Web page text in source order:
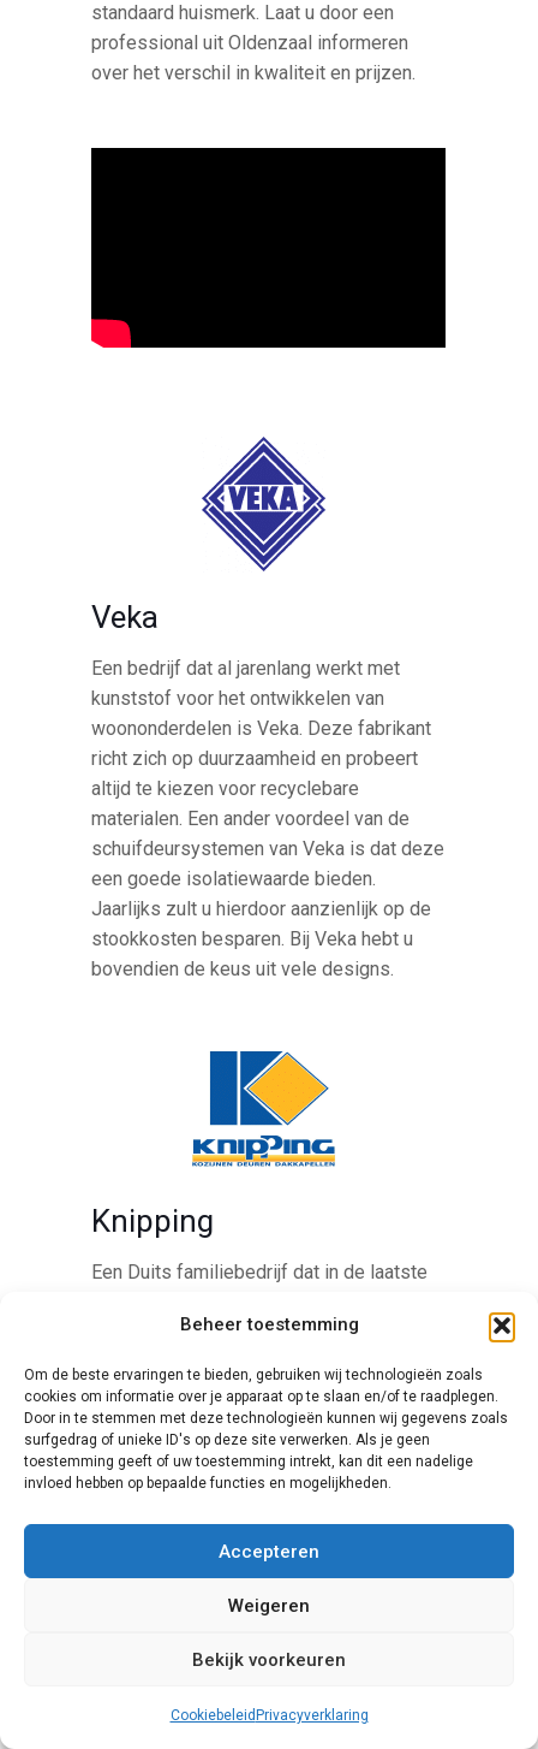
Beheer toestemming
Om de beste ervaringen te bieden, gebruiken wij technologieën zoals
cookies om informatie over je apparaat op te slaan en/of te raadplegen.
Door in te stemmen met deze technologieën kunnen wij gegevens zoals
surfgedrag of unieke ID's op deze site verwerken. Als je geen
toestemming geeft of uw toestemming intrekt, kan dit een nadelige
invloed hebben op bepaalde functies en mogelijkheden.
Accepteren
Weigeren
Bekijk voorkeuren
Cookiebeleid Privacyverklaring
standaard huismerk. Laat u door een
professional uit Oldenzaal informeren
over het verschil in kwaliteit en prijzen.
Veka
Een bedrijf dat al jarenlang werkt met
kunststof voor het ontwikkelen van
woononderdelen is Veka. Deze fabrikant
richt zich op duurzaamheid en probeert
altijd te kiezen voor recyclebare
materialen. Een ander voordeel van de
schuifdeursystemen van Veka is dat deze
een goede isolatiewaarde bieden.
Jaarlijks zult u hierdoor aanzienlijk op de
stookkosten besparen. Bij Veka hebt u
bovendien de keus uit vele designs.
Knipping
Een Duits familiebedrijf dat in de laatste
Knipping. Het voordeel van de uitbreiding
naar Nederland is dat de producten nu ook
voldoen aan de Nederlandse eisen op het
gebied van kwaliteit, schuifpuibeveiliging
en duurzaamheid. Daarnaast combineert
Knipping aluminium en kunststoffen
draagkracht maar het behoud van de
levensduur van elke pui.